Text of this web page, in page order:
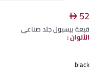
52
قبعة بيسبول جلد صناعي
الألوان:
black